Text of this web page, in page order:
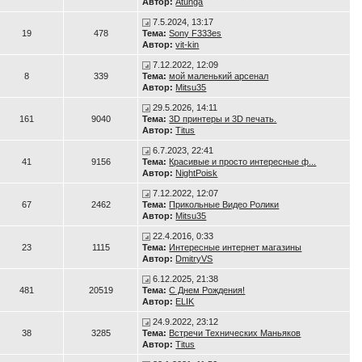
19 478
7.5.2024, 13:17
Тема: Sony F333es
Автор: vit-kin
8 339
7.12.2022, 12:09
Тема: мой маленький арсенал
Автор: Mitsu35
161 9040
29.5.2026, 14:11
Тема: 3D принтеры и 3D печать.
Автор: Titus
41 9156
6.7.2023, 22:41
Тема: Красивые и просто интересные ф...
Автор: NightPoisk
67 2462
7.12.2022, 12:07
Тема: Прикольные Видео Ролики
Автор: Mitsu35
23 1115
22.4.2016, 0:33
Тема: Интересные интернет магазины
Автор: DmitryVS
481 20519
6.12.2025, 21:38
Тема: С Днем Рождения!
Автор: ELIK
38 3285
24.9.2022, 23:12
Тема: Встречи Технических Маньяков
Автор: Titus